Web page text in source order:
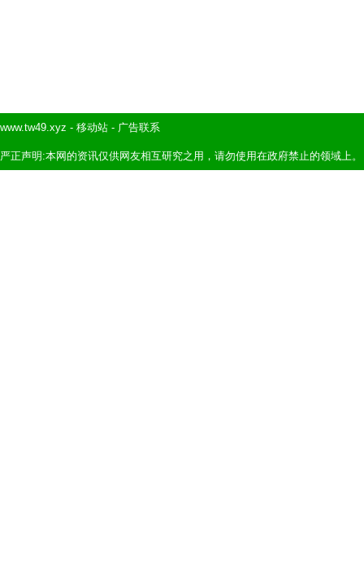
www.tw49.xyz - 移动站 - 广告联系
严正声明:本网的资讯仅供网友相互研究之用，请勿使用在政府禁止的领域上。